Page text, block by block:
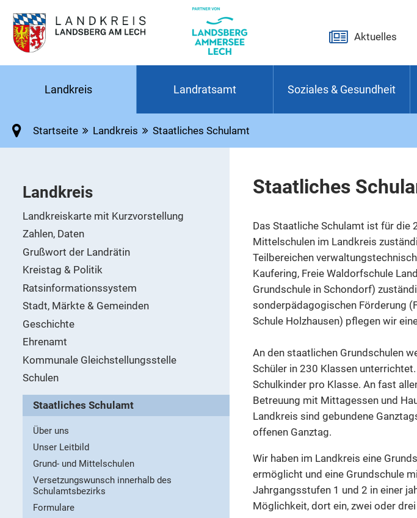
Aktuelles
Landkreis Landratsamt Soziales & Gesundheit
Startseite Landkreis Staatliches Schulamt
Staatliches
Das Staatliche Schulamt ist für die
Mittelschulen im Landkreis
Teilbereichen
Kaufering, Freie Waldorfschule
Grundschule in Schondorf)
sonderpädagogischen Förderung
Schule Holzhausen) pflegen wir
An den staatlichen Grundschulen
Schüler in 230 Klassen
Schulkinder pro Klasse. An fast
Betreuung mit Mittagessen und
Landkreis sind gebundene
offenen Ganztag.
Wir haben im Landkreis eine
ermöglicht und eine Grundschule
Jahrgangsstufen 1 und 2 in einer
Möglichkeit, dort ein, zwei oder
Landkreis
Landkreiskarte mit Kurzvorstellung
Zahlen, Daten
Grußwort der Landrätin
Kreistag & Politik
Ratsinformationssystem
Stadt, Märkte & Gemeinden
Geschichte
Ehrenamt
Kommunale Gleichstellungsstelle
Schulen
Staatliches Schulamt
Über uns
Unser Leitbild
Grund- und Mittelschulen
Versetzungswunsch innerhalb des
Schulamtsbezirks
Formulare